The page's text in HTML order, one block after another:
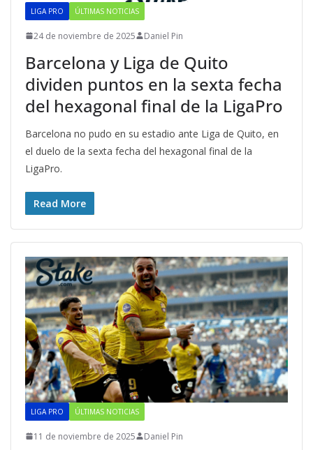
LIGA PRO ÚLTIMAS NOTICIAS
24 de noviembre de 2025 Daniel Pin
Barcelona y Liga de Quito
dividen puntos en la sexta fecha
del hexagonal final de la LigaPro
Barcelona no pudo en su estadio ante Liga de Quito, en
el duelo de la sexta fecha del hexagonal final de la
LigaPro.
Read More
LIGA PRO ÚLTIMAS NOTICIAS
11 de noviembre de 2025 Daniel Pin